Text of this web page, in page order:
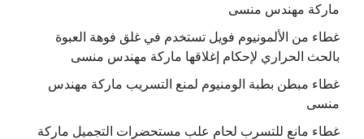
ماركة مهندس منسى
غطاء من الألمونيوم فويل تستخدم في غلق فوهة العبوة
بالحث الحراري لإحكام إغلاقها ماركة مهندس منسى
غطاء مبطن بطبة الومنيوم لمنع التسريب ماركة مهندس
منسى
غطاء مانع للتسرب لحام علب مستحضرات التجميل ماركة